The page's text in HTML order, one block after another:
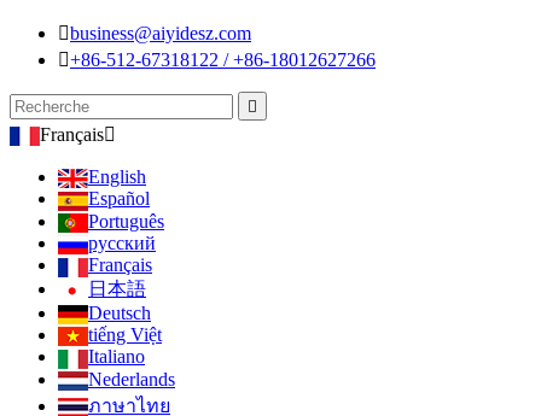
business@aiyidesz.com
+86-512-67318122 / +86-18012627266

Français
English
Español
Português
русский
Français
日本語
Deutsch
tiếng Việt
Italiano
Nederlands
ภาษาไทย